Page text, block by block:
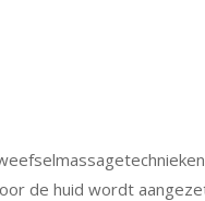
de huid wordt